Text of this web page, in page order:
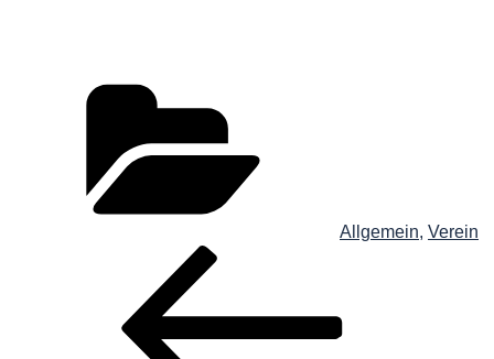
Allgemein, Verein
Beitragsnavigation